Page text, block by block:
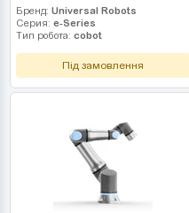
Бренд: Universal Robots
Серия: e-Series
Тип робота: cobot
Під замовлення